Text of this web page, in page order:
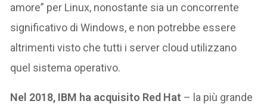
amore” per Linux, nonostante sia un concorrente
significativo di Windows, e non potrebbe essere
altrimenti visto che tutti i server cloud utilizzano
quel sistema operativo.
Nel 2018, IBM ha acquisito Red Hat – la più grande